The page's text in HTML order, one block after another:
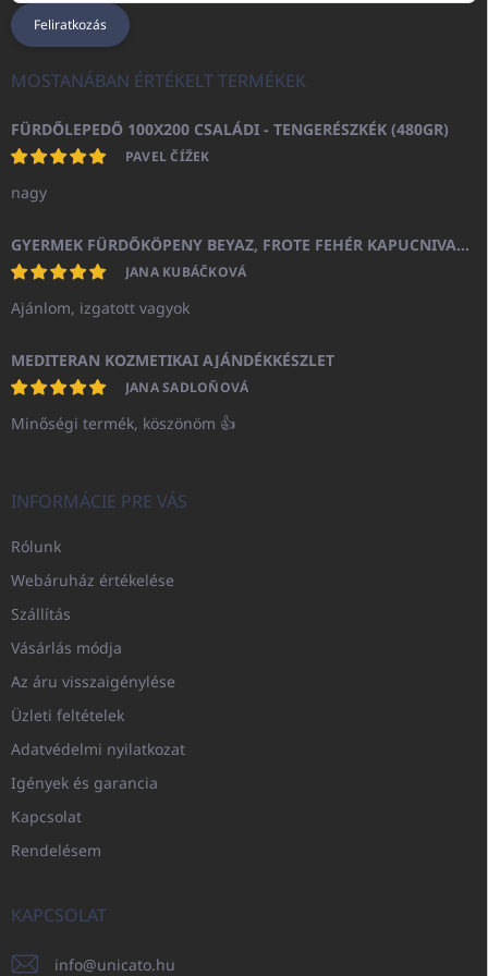
Feliratkozás
MOSTANÁBAN ÉRTÉKELT TERMÉKEK
FÜRDŐLEPEDŐ 100X200 CSALÁDI - TENGERÉSZKÉK (480GR)
PAVEL ČÍŽEK
nagy
GYERMEK FÜRDŐKÖPENY BEYAZ, FROTE FEHÉR KAPUCNIVAL (400GR)
JANA KUBÁČKOVÁ
Ajánlom, izgatott vagyok
MEDITERAN KOZMETIKAI AJÁNDÉKKÉSZLET
JANA SADLOŇOVÁ
Minőségi termék, köszönöm 👍
INFORMÁCIE PRE VÁS
Rólunk
Webáruház értékelése
Szállítás
Vásárlás módja
Az áru visszaigénylése
Üzleti feltételek
Adatvédelmi nyilatkozat
Igények és garancia
Kapcsolat
Rendelésem
KAPCSOLAT
info@unicato.hu